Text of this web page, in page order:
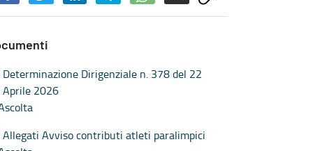
Determinazione Dirigenziale n. 378 del 22
Aprile 2026
Allegati Avviso contributi atleti paralimpici